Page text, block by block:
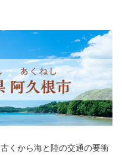
から海と陸の交通の要衝